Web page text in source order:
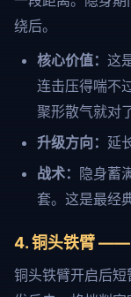
绕后。
核心价值： 这
连击压得喘不
聚形散气就对了
升级方向： 延
战术： 隐身蓄
套。这是最经
4. 铜头铁臂 ——
铜头铁臂开启后